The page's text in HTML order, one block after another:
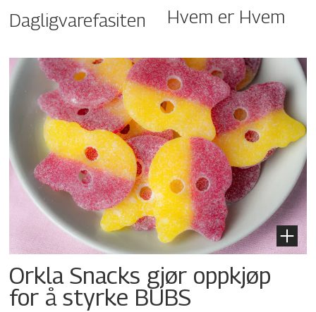
Dagligvarefasiten Hvem er Hvem
Orkla Snacks gjør oppkjøp
for å styrke BUBS